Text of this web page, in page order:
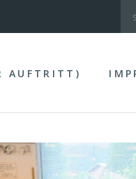
AUFTRITT)